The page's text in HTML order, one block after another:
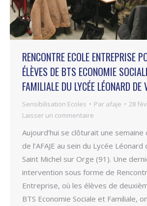
RENCONTRE ECOLE ENTREPRISE
ÉLÈVES DE BTS ECONOMIE
FAMILIALE DU LYCÉE LÉONARD DE
Sensibilisation Ecoles Par afaje
28
Laisser un commentaire
Aujourd’hui se clôturait une semaine
de l’AFAJE au sein du Lycée Léonard
Saint Michel sur Orge (91). Une
intervention sous forme de
Entreprise, où les élèves de
BTS Economie Sociale et Familiale,